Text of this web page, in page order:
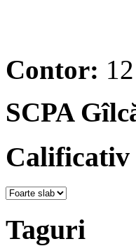
Contor:
SCPA
Calificativ
Taguri